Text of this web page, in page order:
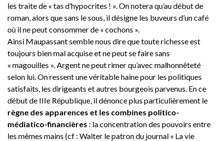
les traite de « tas d’hypocrites ! ». On notera qu’au début de
roman, alors que sans le sous, il désigne les buveurs d’un café
où il ne peut consommer de « cochons ».
Ainsi Maupassant semble nous dire que toute richesse est
toujours bien mal acquise et ne peut se faire sans
« magouilles ». Argent ne peut rimer qu’avec malhonnêteté
selon lui. On ressent une véritable haine pour les politiques
satisfaits, les dirigeants et autres bourgeois parvenus. En ce
début de IIIe République, il dénonce plus particulièrement le
règne des apparences et les combines politico-
médiatico-financières : la concentration des pouvoirs entre
les mêmes mains (cf : Walter le patron du journal « La vie